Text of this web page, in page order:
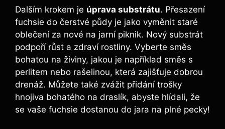
Dalším krokem je úprava substrátu. Přesazení
fuchsie do čerstvé půdy je jako vyměnit staré
oblečení za nové na jarní piknik. Nový substrát
podpoří růst a zdraví rostliny. Vyberte směs
bohatou na živiny, jakou je například směs s
perlitem nebo rašelinou, která zajišťuje dobrou
drenáž. Můžete také zvážit přidání trošky
hnojiva bohatého na draslík, abyste hlídali, že
se vaše fuchsie dostanou do jara na plné pecky!